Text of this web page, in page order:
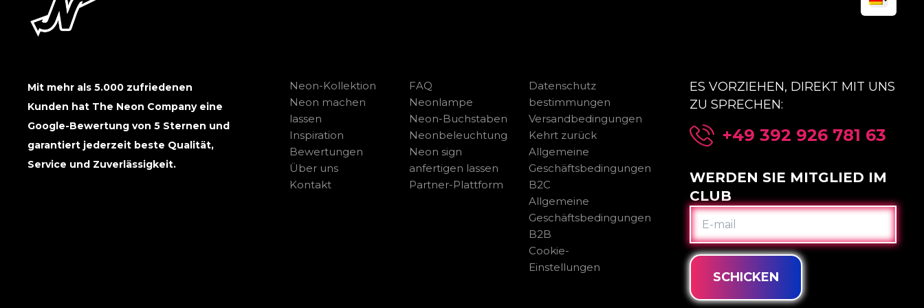
Mit mehr als 5.000 zufriedenen
Kunden hat The Neon Company eine
Google-Bewertung von 5 Sternen und
garantiert jederzeit beste Qualität,
Service und Zuverlässigkeit.
Neon-Kollektion
Neon machen
lassen
Inspiration
Bewertungen
Über uns
Kontakt
FAQ
Neonlampe
Neon-Buchstaben
Neonbeleuchtung
Neon sign
anfertigen lassen
Partner-Plattform
Datenschutz
bestimmungen
Versandbedingungen
Kehrt zurück
Allgemeine
Geschäftsbedingungen
B2C
Allgemeine
Geschäftsbedingungen
B2B
Cookie-
Einstellungen
ES VORZIEHEN, DIREKT MIT UNS
ZU SPRECHEN:
+49 392 926 781 63
WERDEN SIE MITGLIED IM
CLUB
E-
MAIL
SCHICKEN